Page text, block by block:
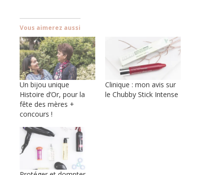
Vous aimerez aussi
Un bijou unique
Histoire d’Or, pour la
fête des mères +
concours !
Clinique : mon avis sur
le Chubby Stick Intense